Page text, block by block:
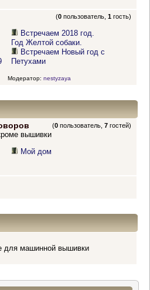
(0 пользователь,1 гость)
Встречаем 2018 год.
Год Желтой собаки.
Встречаем Новый год с
Петухами
Модератор: nestyzaya
(0 пользователь,7 гостей)
вышивки
Мой дом
для машинной вышивки